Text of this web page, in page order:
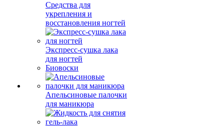
Средства для
укрепления и
восстановления ногтей
Экспресс-сушка лака
для ногтей
Биовоски
Апельсиновые палочки
для маникюра